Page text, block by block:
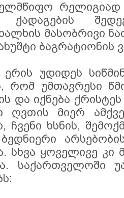
ქადაგების
მასობრივი
ბაგრატიონის
უდიდეს
რომ უმთავრესი
და იქნება
მიერ
ჩვენი ხსნის,
სხვა ყოველივე
საქართველოში